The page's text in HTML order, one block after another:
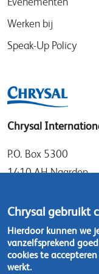
Werken bij
Speak-Up Policy
Chrysal
P.O. Box 5300
1410 AH Naarden
1411 DD Naarden
Nederland
Tel: +31 (0)35 -
Chrysal gebruikt
Hierdoor kunnen we
vanzelfsprekend
cookies te
werkt.